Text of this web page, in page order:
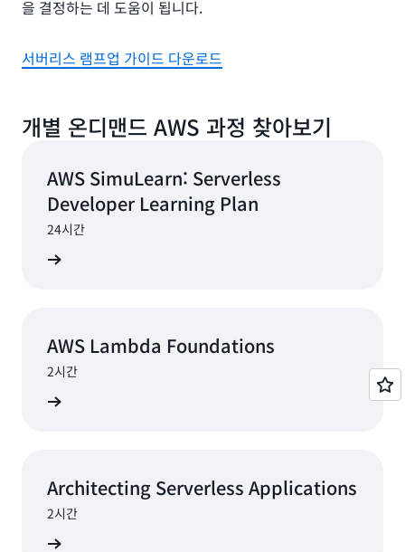
을 결정하는 데 도움이 됩니다.
서버리스 램프업 가이드 다운로드
개별 온디맨드 AWS 과정 찾아보기
AWS SimuLearn: Serverless
Developer Learning Plan
24시간
AWS Lambda Foundations
2시간
Architecting Serverless Applications
2시간